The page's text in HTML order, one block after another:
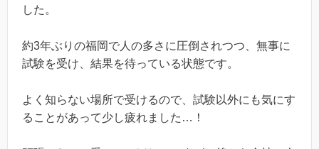
した。
約3年ぶりの福岡で人の多さに圧倒されつつ、無事に
試験を受け、結果を待っている状態です。
よく知らない場所で受けるので、試験以外にも気にす
ることがあって少し疲れました…！